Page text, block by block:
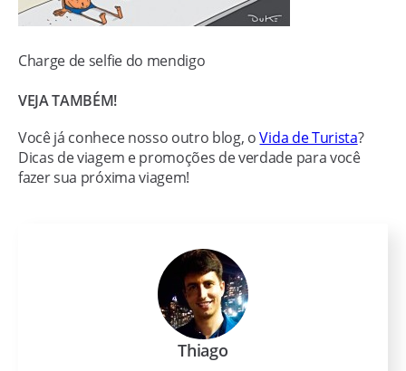
Charge de selfie do mendigo
VEJA TAMBÉM!
Você já conhece nosso outro blog, oVida de Turista?
Dicas de viagem e promoções de verdade para você
fazer sua próxima viagem!
Thiago